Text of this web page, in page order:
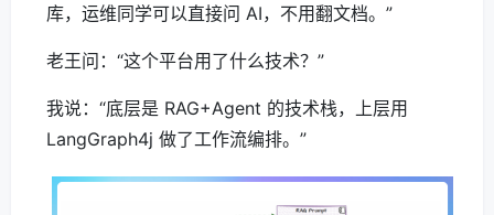
库，运维同学可以直接问 AI，不用翻文档。”
老王问：“这个平台用了什么技术？”
我说：“底层是 RAG+Agent 的技术栈，上层用
LangGraph4j 做了工作流编排。”